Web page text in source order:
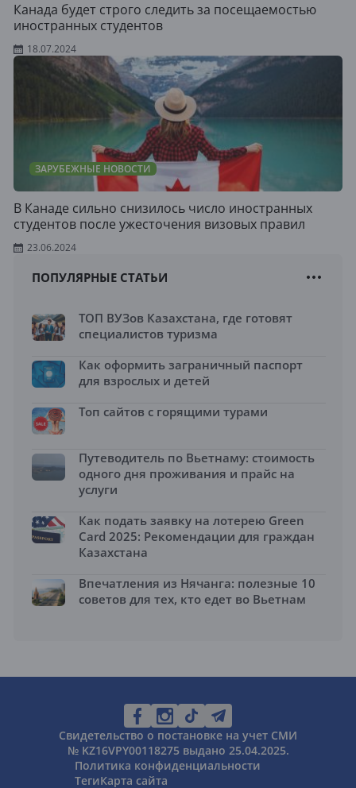
Канада будет строго следить за посещаемостью
иностранных студентов
18.07.2024
ЗАРУБЕЖНЫЕ НОВОСТИ
В Канаде сильно снизилось число иностранных
студентов после ужесточения визовых правил
23.06.2024
ПОПУЛЯРНЫЕ СТАТЬИ
ТОП ВУЗов Казахстана, где готовят
специалистов туризма
Как оформить заграничный паспорт
для взрослых и детей
Топ сайтов с горящими турами
Путеводитель по Вьетнаму: стоимость
одного дня проживания и прайс на
услуги
Как подать заявку на лотерею Green
Card 2025: Рекомендации для граждан
Казахстана
Впечатления из Нячанга: полезные 10
советов для тех, кто едет во Вьетнам
Свидетельство о постановке на учет СМИ
№ KZ16VPY00118275 выдано 25.04.2025.
Политика конфиденциальности
ТегиКарта сайта